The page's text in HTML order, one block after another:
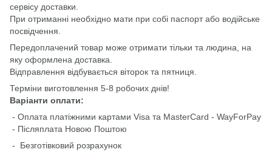
сервісу доставки.
При отриманні необхідно мати при собі паспорт або водійське
посвідчення.
Передоплачений товар може отримати тільки та людина, на
яку оформлена доставка.
Відправлення відбувається віторок та пятниця.
Терміни виготовлення 5-8 робочих днів!
Варіанти оплати:
- Оплата платіжними картами Visa та MasterCard - WayForPay
- Післяплата Новою Поштою
- Безготівковий розрахунок